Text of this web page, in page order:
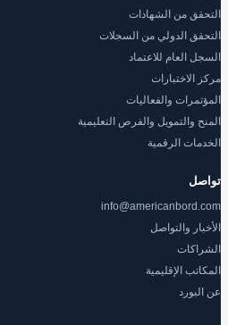
التحقق من الشهادات
التحقق الدولي من السجلات
السجل العام للاعتماد
مركز الاختبارات
المؤتمرات والفعاليات
المنح والتمويل والفرص التعليمية
الخدمات الرقمية
تواصل
info@americanbord.com
الأخبار والتواصل
الشراكات
المكاتب الإقليمية
عن البورد